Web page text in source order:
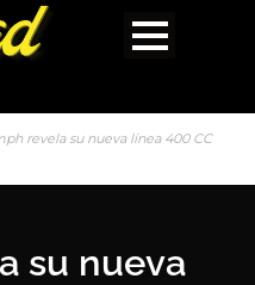
revela su nueva línea 400 CC
su nueva